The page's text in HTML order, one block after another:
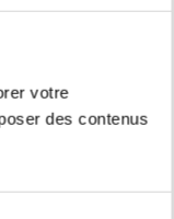
votre
des contenus